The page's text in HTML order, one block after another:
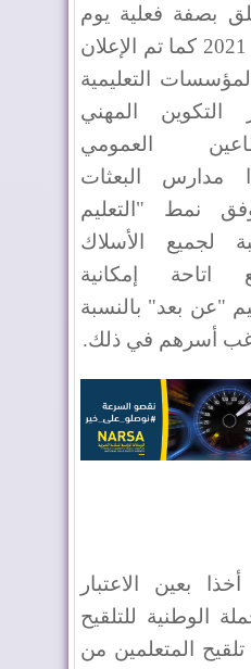
بصفة فعلية يوم
الجمعة فاتح أكتوبر 2021 كما تم الإعلان
التعليمية
التكوين المهني
العمومي
مدارس البعثات
نمط "التعليم
لجميع الأسلاك
اتاحة إمكانية
"عن بعد" بالنسبة
أسرهم في ذلك.
بعين الاعتبار
الوطنية للتلقيح
المتعلمين من